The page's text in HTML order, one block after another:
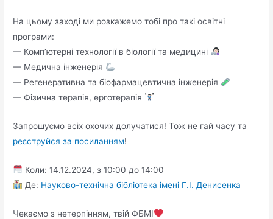
На цьому заході ми розкажемо тобі про такі освітні
програми:
— Комп’ютерні технології в біології та медицині
— Медична інженерія
— Регенеративна та біофармацевтична інженерія
— Фізична терапія, ерготерапія
Запрошуємо всіх охочих долучатися! Тож не гай часу та
реєструйся за посиланням!
Коли: 14.12.2024, з 10:00 до 14:00
Де: Науково-технічна бібліотека імені Г.І. Денисенка
Чекаємо з нетерпінням, твій ФБМІ